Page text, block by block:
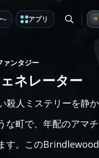
アプリ
ァンタジー
ネレーター
人ミステリーを静
な町で、年配のアマ
す。この